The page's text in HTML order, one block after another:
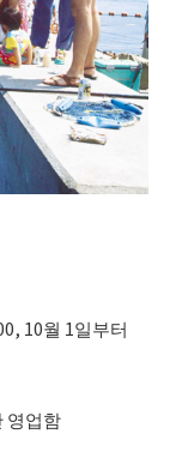
10월 1일부터
영업함